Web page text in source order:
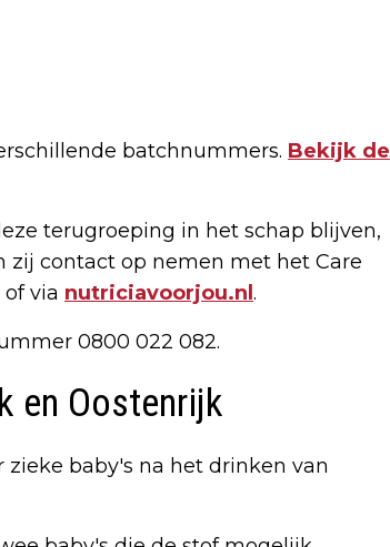
batchnummers. Bekijk de
terugroeping in het schap blijven,
zij contact op nemen met het Care
via nutriciavoorjou.nl .
0800 022 082.
en Oostenrijk
baby's na het drinken van